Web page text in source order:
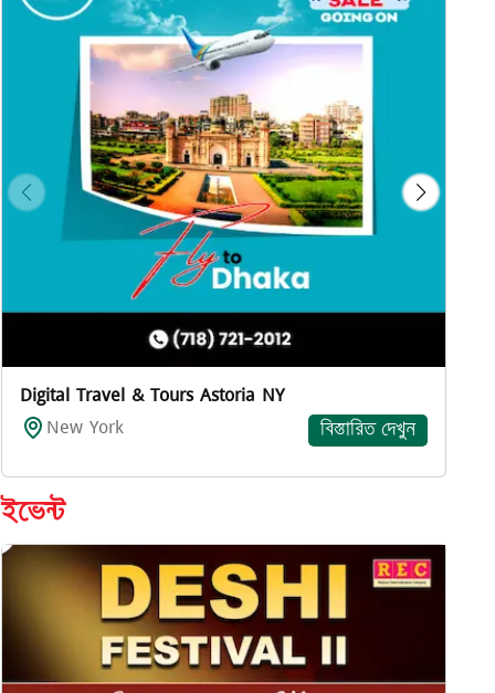
Digital Travel & Tours Astoria NY
New York
বিস্তারিত দেখুন
ইভেন্ট